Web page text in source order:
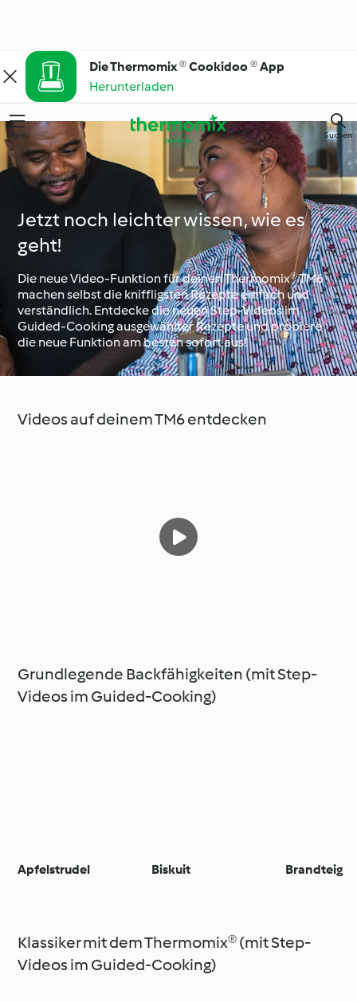
Die Thermomix ® Cookidoo ® App
Herunterladen
Menü Suchen
Jetzt noch leichter wissen, wie es
geht!
Die neue Video-Funktion für deinen Thermomix® TM6
machen selbst die kniffligsten Rezepte einfach und
verständlich. Entdecke die neuen Step-Videos im
Guided-Cooking ausgewählter Rezepte und probiere
die neue Funktion am besten sofort aus!
Videos auf deinem TM6 entdecken
Grundlegende Backfähigkeiten (mit Step-
Videos im Guided-Cooking)
Apfelstrudel Biskuit Brandteig
Klassiker mit dem Thermomix® (mit Step-
Videos im Guided-Cooking)